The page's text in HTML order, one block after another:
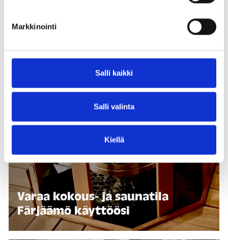
Markkinointi
Salli kaikki
Salli valinta
Kiellä
Varaa kokous- ja saunatila
Färjäämö käyttöösi